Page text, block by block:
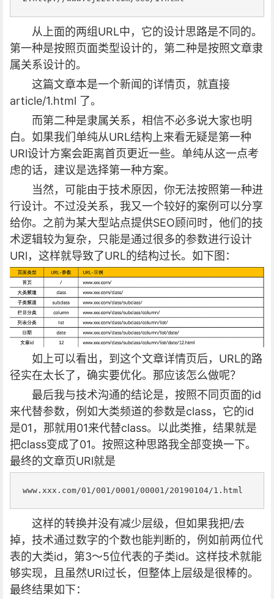
从上面的两组URL中，它的设计思路是不同的。
第一种是按照页面类型设计的，第二种是按照文章隶
属关系设计的。
这篇文章本是一个新闻的详情页，就直接
article/1.html 了。
而第二种是隶属关系，相信不必多说大家也明
白。如果我们单纯从URL结构上来看无疑是第一种
URl设计方案会距离首页更近一些。单纯从这一点考
虑的话，建议是选择第一种方案。
当然，可能由于技术原因，你无法按照第一种进
行设计。不过没关系，我又一个较好的案例可以分享
给你。之前为某大型站点提供SEO顾问时，他们的技
术逻辑较为复杂，只能是通过很多的参数进行设计
URl，这样就导致了URL的结构过长。如下图：
如上可以看出，到这个文章详情页后，URL的路
径实在太长了，确实要优化。那应该怎么做呢？
最后我与技术沟通的结论是，按照不同页面的id
来代替参数，例如大类频道的参数是class，它的id
是01，那就用01来代替class。以此类推，结果就是
把class变成了01。按照这种思路我全部变换一下。
最终的文章页URl就是
www.xxx.com/01/001/0001/00001/20190104/1.html
这样的转换并没有减少层级，但如果我把/去
掉，技术通过数字的个数也能判断的，例如前两位代
表的大类id，第3～5位代表的子类id。这样技术就能
够实现，且虽然URl过长，但整体上层级是很棒的。
最终结果如下：